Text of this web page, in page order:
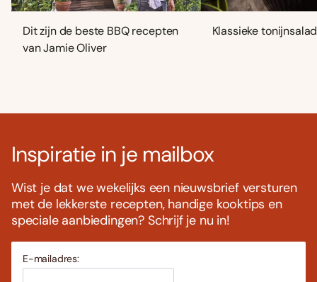
Dit zijn de beste BBQ recepten
van Jamie Oliver
Klassieke
Inspiratie in je mailbox
Wist je dat we wekelijks een nieuwsbrief versturen
met de lekkerste recepten, handige kooktips en
speciale aanbiedingen? Schrijf je nu in!
E-mailadres: